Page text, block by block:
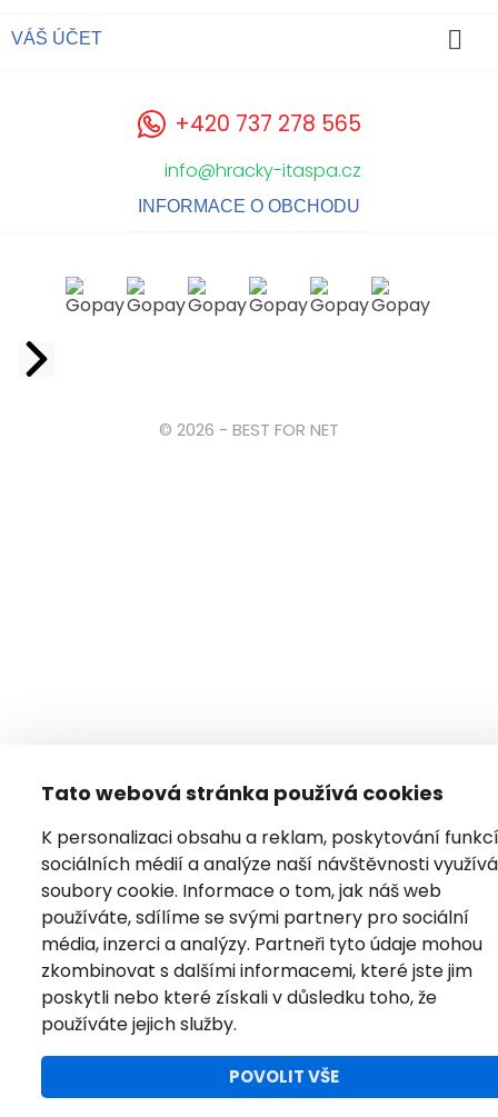
Tato webová stránka používá cookies
K personalizaci obsahu a reklam, poskytování funkcí
sociálních médií a analýze naší návštěvnosti
soubory cookie. Informace o tom, jak náš web
používáte, sdílíme se svými partnery pro sociální
média, inzerci a analýzy. Partneři tyto údaje mohou
zkombinovat s dalšími informacemi, které jste jim
poskytli nebo které získali v důsledku toho, že
používáte jejich služby.
POVOLIT VŠE
VÁŠ ÚČET 
+420 737 278 565
info@hracky-itaspa.cz
INFORMACE O OBCHODU
© 2026 - BEST FOR NET